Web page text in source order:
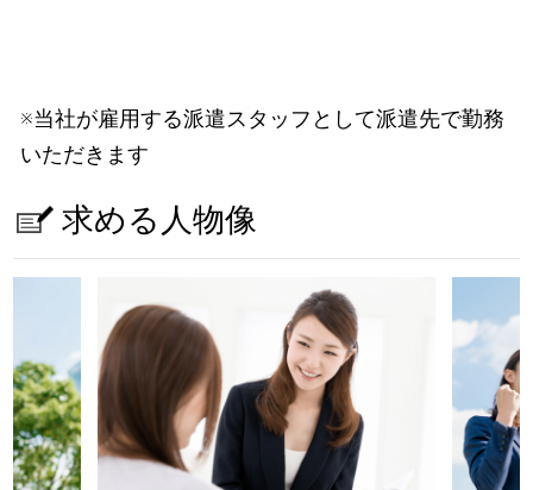
※当社が雇用する派遣スタッフとして派遣先で勤務
いただきます
求める人物像